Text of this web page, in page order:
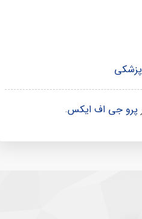
پزشکی
پرو جی اف ایکس.